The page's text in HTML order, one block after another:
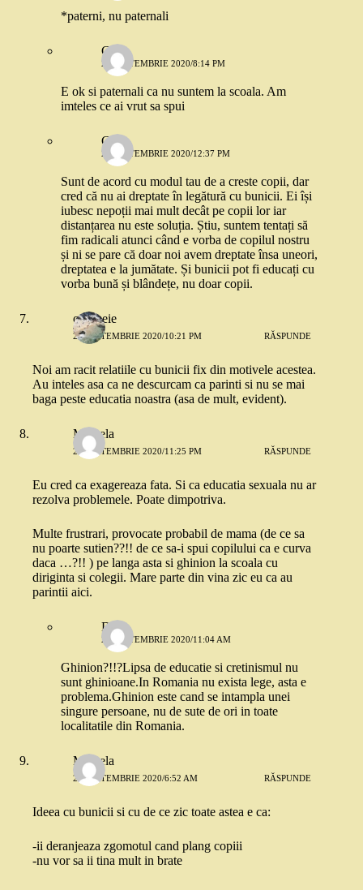
*paterni, nu paternali
Cri
27 SEPTEMBRIE 2020/8:14 PM
E ok si paternali ca nu suntem la scoala. Am
imteles ce ai vrut sa spui
Cris
28 SEPTEMBRIE 2020/12:37 PM
Sunt de acord cu modul tau de a creste copii, dar
cred că nu ai dreptate în legătură cu bunicii. Ei își
iubesc nepoții mai mult decât pe copii lor iar
distanțarea nu este soluția. Știu, suntem tentați să
fim radicali atunci când e vorba de copilul nostru
și ni se pare că doar noi avem dreptate însa uneori,
dreptatea e la jumătate. Și bunicii pot fi educați cu
vorba bună și blândețe, nu doar copii.
o femeie
26 SEPTEMBRIE 2020/10:21 PM RĂSPUNDE
Noi am racit relatiile cu bunicii fix din motivele acestea.
Au inteles asa ca ne descurcam ca parinti si nu se mai
baga peste educatia noastra (asa de mult, evident).
Mihaela
26 SEPTEMBRIE 2020/11:25 PM RĂSPUNDE
Eu cred ca exagereaza fata. Si ca educatia sexuala nu ar
rezolva problemele. Poate dimpotriva.
Multe frustrari, provocate probabil de mama (de ce sa
nu poarte sutien??!! de ce sa-i spui copilului ca e curva
daca …?!! ) pe langa asta si ghinion la scoala cu
diriginta si colegii. Mare parte din vina zic eu ca au
parintii aici.
Dana
28 SEPTEMBRIE 2020/11:04 AM
Ghinion?!!?Lipsa de educatie si cretinismul nu
sunt ghinioane.In Romania nu exista lege, asta e
problema.Ghinion este cand se intampla unei
singure persoane, nu de sute de ori in toate
localitatile din Romania.
Mihaela
27 SEPTEMBRIE 2020/6:52 AM RĂSPUNDE
Ideea cu bunicii si cu de ce zic toate astea e ca:
-ii deranjeaza zgomotul cand plang copiii
-nu vor sa ii tina mult in brate